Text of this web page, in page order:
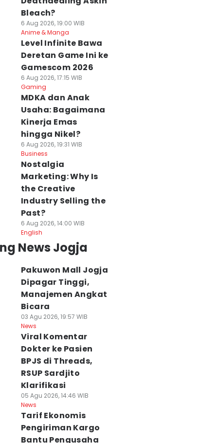
Bleach?
6 Aug 2026, 19:00 WIB
Anime & Manga
Level Infinite Bawa
Deretan Game Ini ke
Gamescom 2026
6 Aug 2026, 17:15 WIB
Gaming
MDKA dan Anak
Usaha: Bagaimana
Kinerja Emas
hingga Nikel?
6 Aug 2026, 19:31 WIB
Business
Nostalgia
Marketing: Why Is
the Creative
Industry Selling the
Past?
6 Aug 2026, 14:00 WIB
English
News Jogja
Pakuwon Mall Jogja
Dipagar Tinggi,
Manajemen Angkat
Bicara
03 Agu 2026, 19:57 WIB
News
Viral Komentar
Dokter ke Pasien
BPJS di Threads,
RSUP Sardjito
Klarifikasi
05 Agu 2026, 14:46 WIB
News
Tarif Ekonomis
Pengiriman Kargo
Bantu Pengusaha